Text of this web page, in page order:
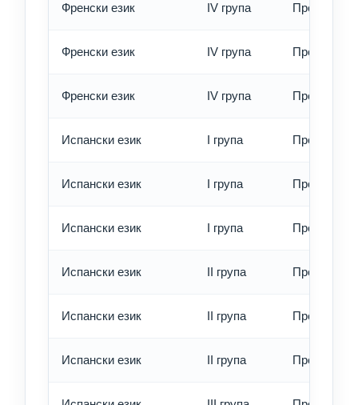
Френски език IV група Превод -
Френски език IV група Превод -
Френски език IV група Превод -
Испански език I група Превод -
Испански език I група Превод -
Испански език I група Превод -
Испански език II група Превод -
Испански език II група Превод -
Испански език II група Превод -